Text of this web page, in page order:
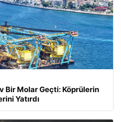
Bir Molar Geçti: Köprülerin
Yatırdı